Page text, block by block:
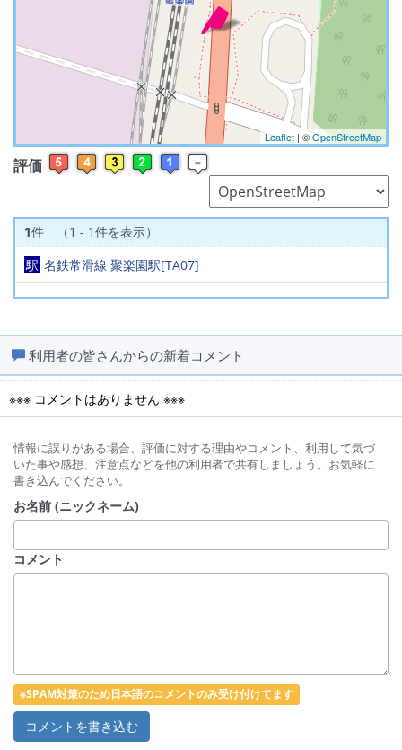
※ マップを検索、表示中です ※
Leaflet | ©OpenStreetMap
評価
1件 （1 - 1件を表示）
駅 名鉄常滑線 聚楽園駅[TA07]
利用者の皆さんからの新着コメント
※※※ コメントはありません ※※※
情報に誤りがある場合、評価に対する理由やコメント、利用して気づ
いた事や感想、注意点などを他の利用者で共有しましょう。お気軽に
書き込んでください。
お名前 (ニックネーム)
コメント
※SPAM対策のため日本語のコメントのみ受け付けてます